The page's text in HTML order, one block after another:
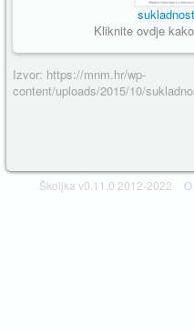
Kliknite ovdje
Izvor: https://mnm.hr/wp-
content/uploads/2015/10/
Školjka v0.11.0 2012-2022